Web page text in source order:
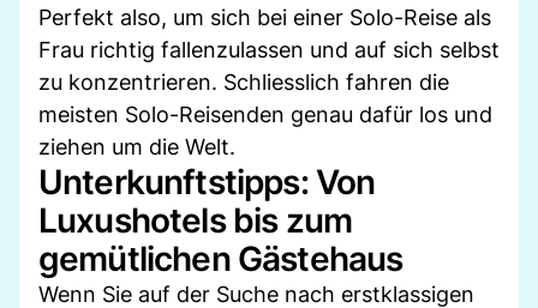
Perfekt also, um sich bei einer Solo-Reise als
Frau richtig fallenzulassen und auf sich selbst
zu konzentrieren. Schliesslich fahren die
meisten Solo-Reisenden genau dafür los und
ziehen um die Welt.
Unterkunftstipps: Von
Luxushotels bis zum
gemütlichen Gästehaus
Wenn Sie auf der Suche nach erstklassigen